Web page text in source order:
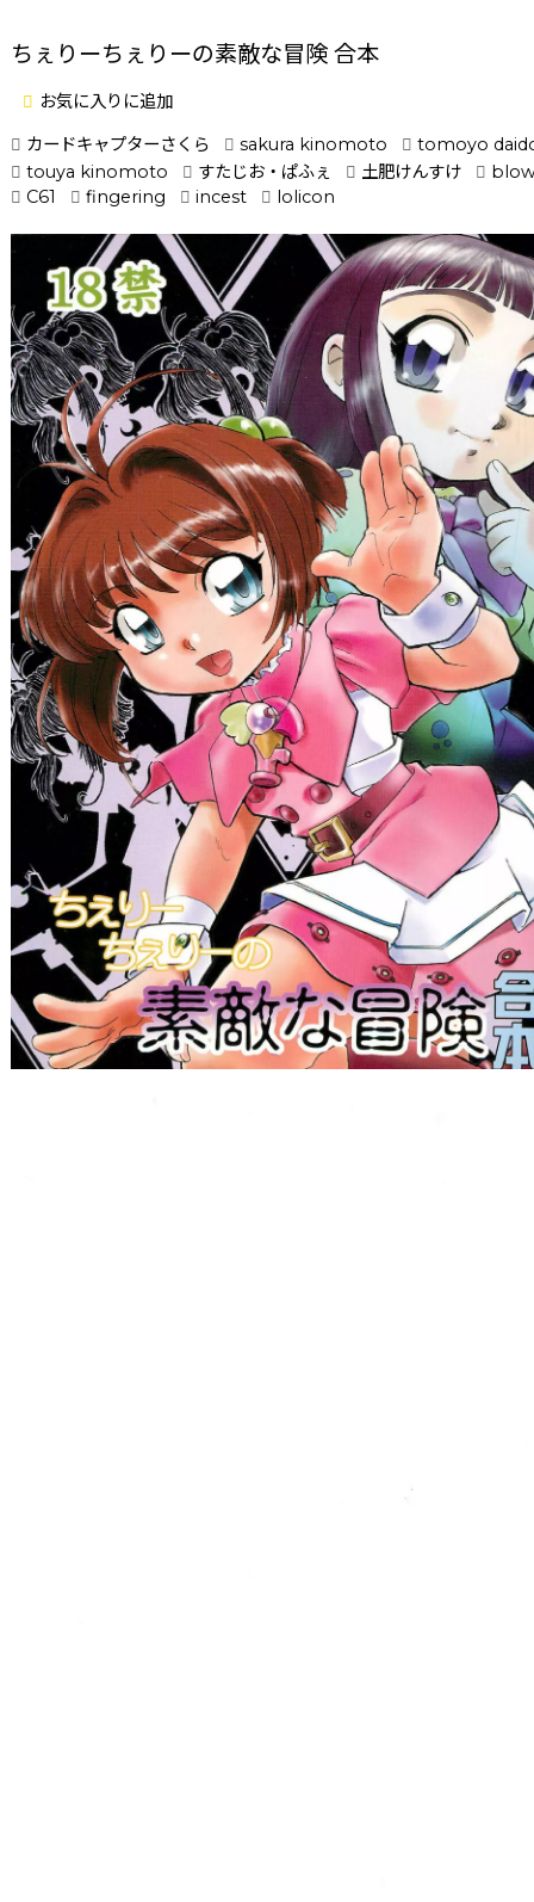
ちぇりーちぇりーの素敵な冒険 合本
お気に入りに追加
カードキャプターさくら
sakura kinomoto
tomoyo
touya kinomoto
すたじお・ぱふぇ 土肥けんすけ
C61
fingering incest lolicon